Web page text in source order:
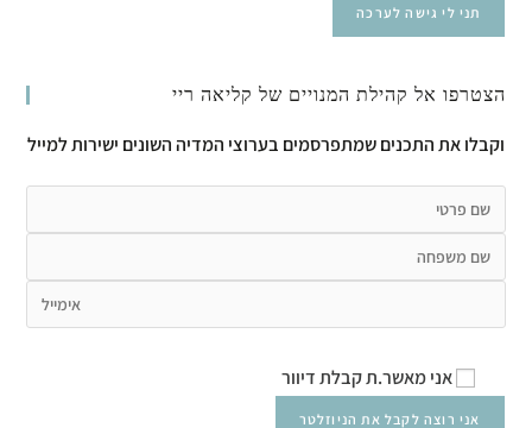
הצטרפו אל קהילת המנויים של קליאה ריי
וקבלו את התכנים שמתפרסמים בערוצי המדיה השונים ישירות למייל
אני מאשר.ת קבלת דיוור